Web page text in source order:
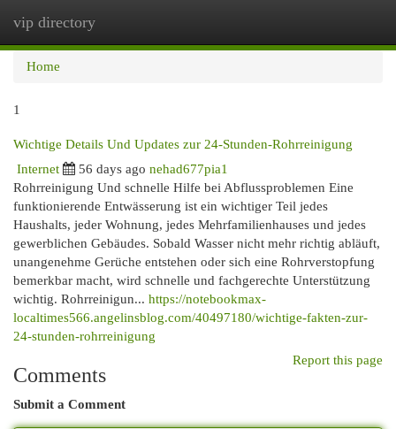
vip directory
Home
1
Wichtige Details Und Updates zur 24-Stunden-Rohrreinigung
Internet 56 days ago nehad677pia1
Rohrreinigung Und schnelle Hilfe bei Abflussproblemen Eine
funktionierende Entwässerung ist ein wichtiger Teil jedes
Haushalts, jeder Wohnung, jedes Mehrfamilienhauses und jedes
gewerblichen Gebäudes. Sobald Wasser nicht mehr richtig abläuft,
unangenehme Gerüche entstehen oder sich eine Rohrverstopfung
bemerkbar macht, wird schnelle und fachgerechte Unterstützung
wichtig. Rohrreinigun... https://notebookmax-
localtimes566.angelinsblog.com/40497180/wichtige-fakten-zur-
24-stunden-rohrreinigung
Report this page
Comments
Submit a Comment